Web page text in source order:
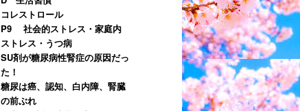
コレストロール
P9 社会的ストレス・家庭内
ストレス・うつ病
SU剤が糖尿病性腎症の原因だっ
た！
糖尿は癌、認知、白内障、腎臓
の前ぶれ